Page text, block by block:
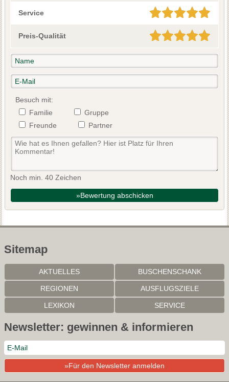
Service
Preis-Qualität
Besuch mit:
Familie
Gruppe
Freunde
Partner
Noch min. 40 Zeichen
»Bewertung abschicken
Sitemap
AKTUELLES BUSCHENSCHANK
REGIONEN AUSFLUGSZIELE
LEXIKON SERVICE
Newsletter: gewinnen & informieren
»Für den Newsletter anmelden
Mit der weiteren Nutzung dieser Website akzeptieren Sie die